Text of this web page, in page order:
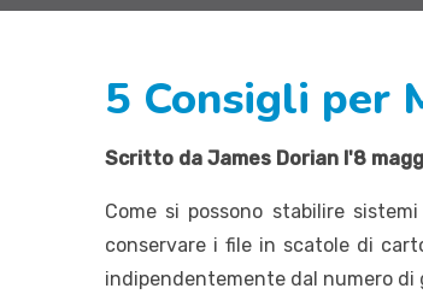
5 Consigli per
Scritto da James Dorian l'8
Come si possono stabilire
conservare i file in scatole di
indipendentemente dal numero di